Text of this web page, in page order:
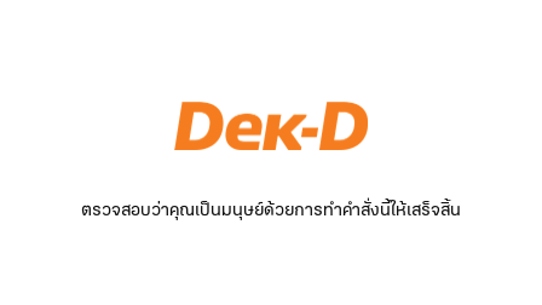
ตรวจสอบว่าคุณเป็นมนุษย์ด้วยการทำคำสั่งนี้ให้เสร็จสิ้น